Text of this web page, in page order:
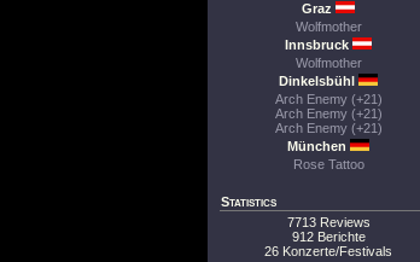
Graz
Wolfmother
Innsbruck
Wolfmother
Dinkelsbühl
Arch Enemy (+21)
Arch Enemy (+21)
Arch Enemy (+21)
München
Rose Tattoo
Statistics
7713 Reviews
912 Berichte
26 Konzerte/Festivals